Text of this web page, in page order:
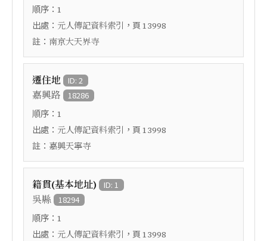
順序： 1
出處： 元人傳記資料索引 ，頁 13998
註： 南京大天界寺
遷住地 ID: 2
嘉興路 18286
順序： 1
出處： 元人傳記資料索引 ，頁 13998
註： 嘉興天寧寺
籍貫(基本地址) ID: 1
吳縣 18294
順序： 1
出處： 元人傳記資料索引 ，頁 13998